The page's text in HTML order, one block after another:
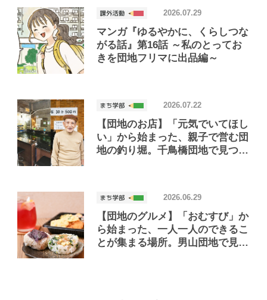
マンガ『ゆるやかに、くらしつな
がる話』第16話 ～私のとってお
きを団地フリマに出品編～
2026.07.29
【団地のお店】「元気でいてほし
い」から始まった、親子で営む団
地の釣り堀。千鳥橋団地で見つけ
2026.07.22
【団地のグルメ】「おむすび」か
ら始まった、一人一人のできるこ
とが集まる場所。男山団地で見つ
2026.06.29